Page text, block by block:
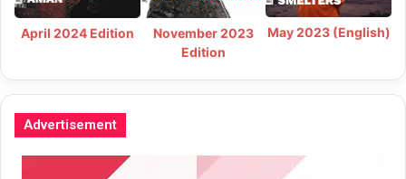
April 2024 Edition
November 2023
Edition
May 2023 (English)
Advertisement